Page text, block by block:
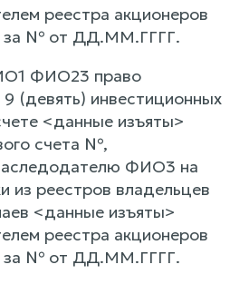
реестра акционеров
за № от ДД.ММ.ГГГГ.
ФИО23 право
(девять) инвестиционных
<данные изъяты>
счета №,
ФИО3 на
из реестров владельцев
<данные изъяты>
реестра акционеров
за № от ДД.ММ.ГГГГ.